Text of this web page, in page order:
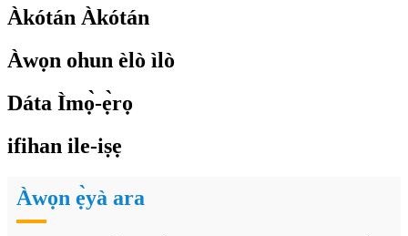
Àkótán Àkótán
Àwọn ohun èlò ìlò
Dáta Ìmọ̀-ẹ̀rọ
ifihan ile-iṣẹ
Àwọn ẹ̀yà ara